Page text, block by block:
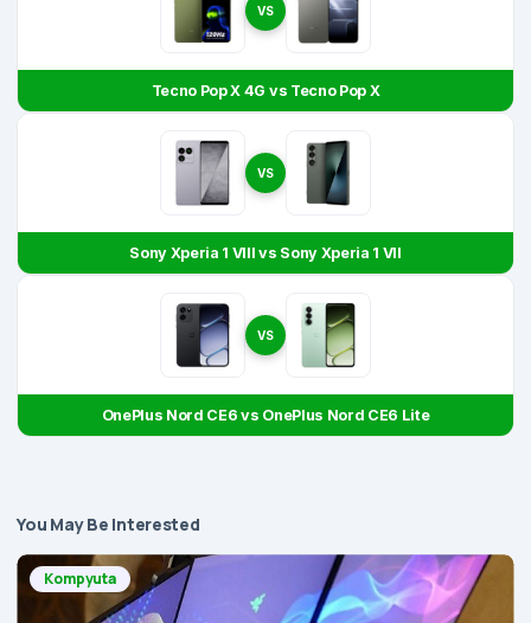
VS
Tecno Pop X 4G vs Tecno Pop X
VS
Sony Xperia 1 VIII vs Sony Xperia 1 VII
VS
OnePlus Nord CE6 vs OnePlus Nord CE6 Lite
You May Be Interested
Kompyuta